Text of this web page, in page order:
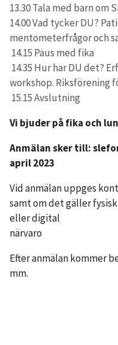
13.30 Tala med barn om
14.00 Vad tycker DU?
mentometerfrågor och
14.15 Paus med fika
14.35 Hur har DU det?
workshop. Riksförening
15.15 Avslutning
Vi bjuder på fika och
Anmälan sker till:
april 2023
Vid anmälan uppges
samt om det gäller
eller digital
Efter anmälan kommer
mm.